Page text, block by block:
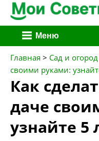
Перейти
к
содержимому
Меню
Главная > Сад и огород
своими руками:
Как
даче
узнайте